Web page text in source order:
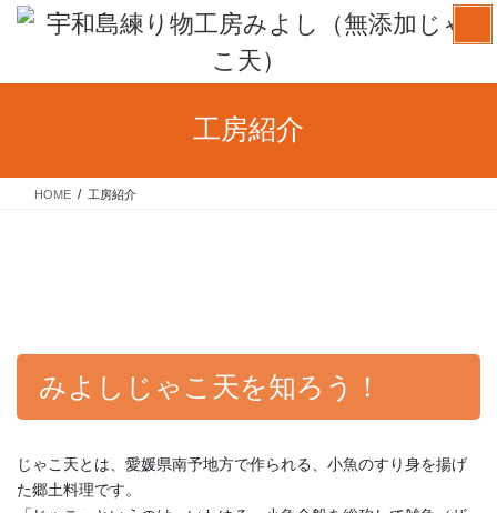
ン
ー
工房紹介
HOME 工房紹介
みよしじゃこ天を知ろう！
じゃこ天とは、愛媛県南予地方で作られる、小魚のすり身を揚げ
た郷土料理です。